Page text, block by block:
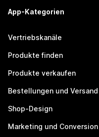
App-Kategorien
Vertriebskanäle
Produkte finden
Produkte verkaufen
Bestellungen und Versand
Shop-Design
Marketing und Conversion